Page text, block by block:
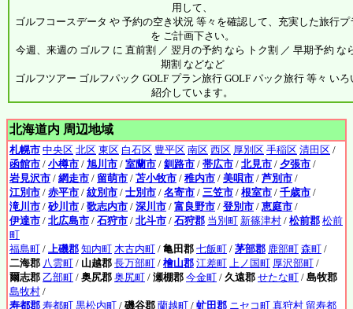
用して、
ゴルフコースデータ や 予約の空き状況 等々を確認して、充実した旅行プ
を ご計画下さい。
今週、来週の ゴルフ に 直前割 ／ 翌月の予約 なら トク割 ／ 早期予約 な
期割 などなど
ゴルフツアー ゴルフパック GOLF プラン旅行 GOLF パック旅行 等々 いろ
紹介しています。
北海道内 周辺地域
札幌市 中央区 北区 東区 白石区 豊平区 南区 西区 厚別区 手稲区 清田区 /
函館市 / 小樽市 / 旭川市 / 室蘭市 / 釧路市 / 帯広市 / 北見市 / 夕張市 /
岩見沢市 / 網走市 / 留萌市 / 苫小牧市 / 稚内市 / 美唄市 / 芦別市 /
江別市 / 赤平市 / 紋別市 / 士別市 / 名寄市 / 三笠市 / 根室市 / 千歳市 /
滝川市 / 砂川市 / 歌志内市 / 深川市 / 富良野市 / 登別市 / 恵庭市 /
伊達市 / 北広島市 / 石狩市 / 北斗市 / 石狩郡 当別町 新篠津村 / 松前郡 松前
町
福島町 / 上磯郡 知内町 木古内町 / 亀田郡 七飯町 / 茅部郡 鹿部町 森町 /
二海郡 八雲町 / 山越郡 長万部町 / 檜山郡 江差町 上ノ国町 厚沢部町 /
爾志郡 乙部町 / 奥尻郡 奥尻町 / 瀬棚郡 今金町 / 久遠郡 せたな町 / 島牧郡
島牧村 /
寿都郡 寿都町 黒松内町 / 磯谷郡 蘭越町 / 虻田郡 ニセコ町 真狩村 留寿都